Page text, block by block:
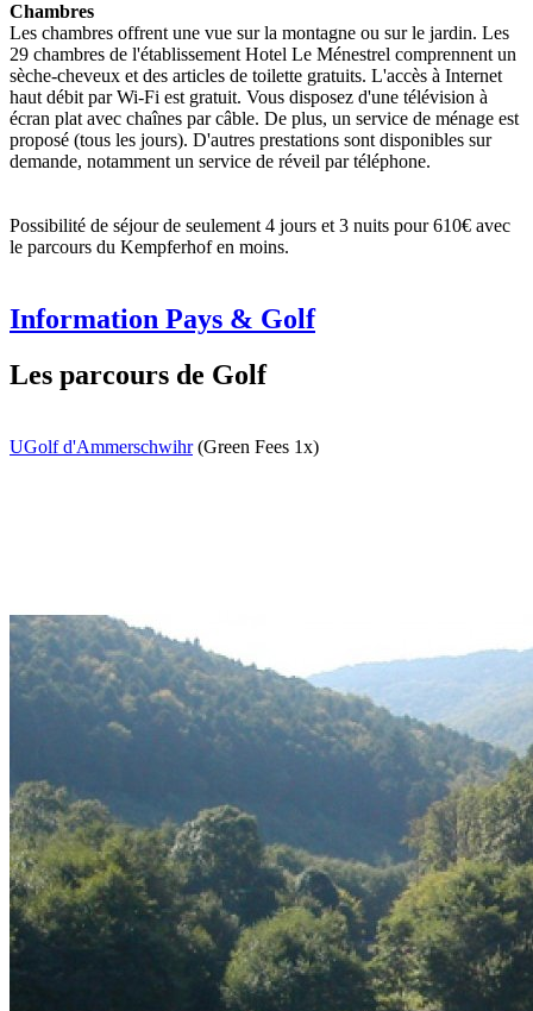
Chambres
Les chambres offrent une vue sur la montagne ou sur le jardin. Les
29 chambres de l'établissement Hotel Le Ménestrel comprennent un
sèche-cheveux et des articles de toilette gratuits. L'accès à Internet
haut débit par Wi-Fi est gratuit. Vous disposez d'une télévision à
écran plat avec chaînes par câble. De plus, un service de ménage est
proposé (tous les jours). D'autres prestations sont disponibles sur
demande, notamment un service de réveil par téléphone.
Possibilité de séjour de seulement 4 jours et 3 nuits pour 610€ avec
le parcours du Kempferhof en moins.
Information Pays & Golf
Les parcours de Golf
UGolf d'Ammerschwihr(Green Fees 1x)